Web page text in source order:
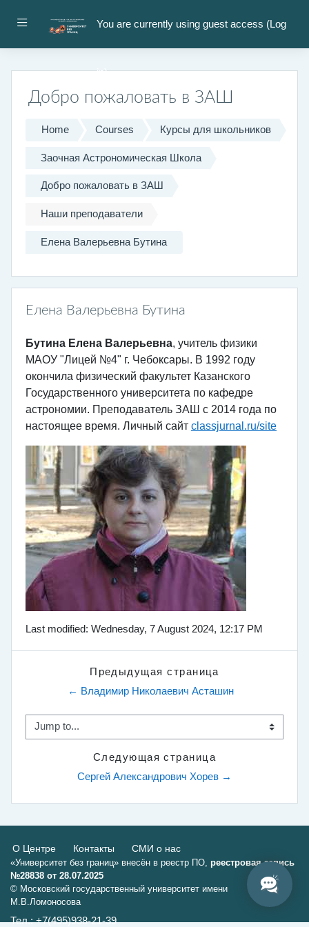
Side panel You are currently using guest access (Log
in)
Добро пожаловать в ЗАШ
Home Courses Курсы для школьников
Заочная Астрономическая Школа
Добро пожаловать в ЗАШ
Наши преподаватели
Елена Валерьевна Бутина
Елена Валерьевна Бутина
Бутина Елена Валерьевна, учитель физики
МАОУ "Лицей №4" г. Чебоксары. В 1992 году
окончила физический факультет Казанского
Государственного университета по кафедре
астрономии. Преподаватель ЗАШ с 2014 года по
настоящее время. Личный сайт classjurnal.ru/site
Last modified: Wednesday, 7 August 2024, 12:17 PM
Предыдущая страница
← Владимир Николаевич Асташин
Jump to...
Следующая страница
Сергей Александрович Хорев →
О Центре Контакты СМИ о нас
«Университет без границ» внесён в реестр ПО, реестровая запись
№28838 от 28.07.2025
© Московский государственный университет имени
М.В.Ломоносова
Тел.: +7(495)938-21-39